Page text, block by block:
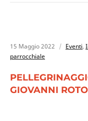
15 Maggio 2022 Eventi,
parrocchiale
GIOVANNI